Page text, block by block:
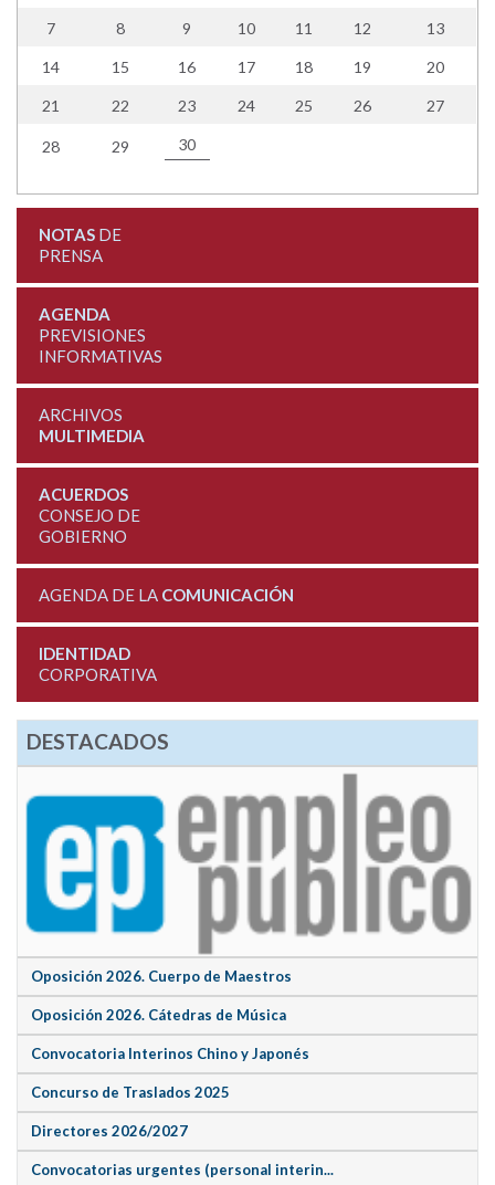
7 8 9 10 11 12 13
14 15 16 17 18 19 20
21 22 23 24 25 26 27
28 29 30
NOTASDE
PRENSA
AGENDA
PREVISIONES
INFORMATIVAS
ARCHIVOS
MULTIMEDIA
ACUERDOS
CONSEJO DE
GOBIERNO
AGENDA DE LA COMUNICACIÓN
IDENTIDAD
CORPORATIVA
DESTACADOS
Oposición 2026. Cuerpo de Maestros
Oposición 2026. Cátedras de Música
Convocatoria Interinos Chino y Japonés
Concurso de Traslados 2025
Directores 2026/2027
Convocatorias urgentes (personal interin...